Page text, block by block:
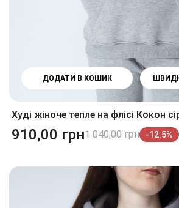
ДОДАТИ В КОШИК
Худі жіноче тепле на флісі Кокон
910,00 грн1 040,00 грн -12.5%